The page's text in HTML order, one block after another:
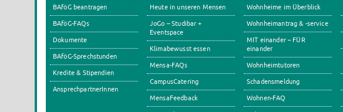
BAföG beantragen
BAföG-FAQs
Dokumente
BAföG-Sprechstunden
Kredite & Stipendien
AnsprechpartnerInnen
Heute in unseren Mensen
JoGo – Studibar +
Eventspace
Klimabewusst essen
Mensa-FAQs
CampusCatering
MensaFeedback
Wohnheime im Überblick
Wohnheimantrag & -service
MIT einander – FÜR
einander
Wohnheimtutoren
Schadensmeldung
Wohnen-FAQ